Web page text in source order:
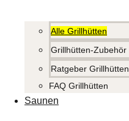
Alle Grillhütten
Grillhütten-Zubehör
Ratgeber Grillhütten
FAQ Grillhütten
Saunen